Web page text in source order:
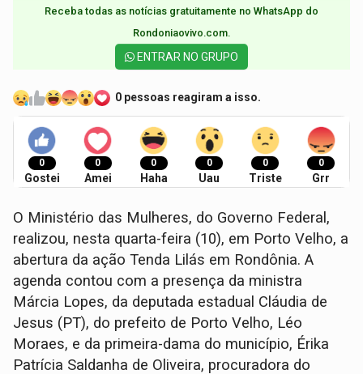
Receba todas as notícias gratuitamente no WhatsApp do
Rondoniaovivo.com.​
ENTRAR NO GRUPO
0 pessoas reagiram a isso.
0
Gostei
0
Amei
0
Haha
0
Uau
0
Triste
0
Grr
O Ministério das Mulheres, do Governo Federal,
realizou, nesta quarta-feira (10), em Porto Velho, a
abertura da ação Tenda Lilás em Rondônia. A
agenda contou com a presença da ministra
Márcia Lopes, da deputada estadual Cláudia de
Jesus (PT), do prefeito de Porto Velho, Léo
Moraes, e da primeira-dama do município, Érika
Patrícia Saldanha de Oliveira, procuradora do